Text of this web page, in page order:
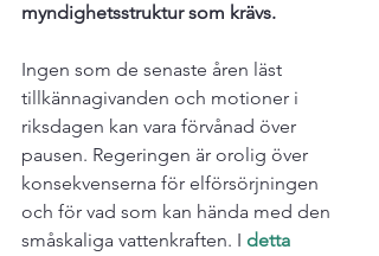
myndighetsstruktur som krävs.
Ingen som de senaste åren läst
tillkännagivanden och motioner i
riksdagen kan vara förvånad över
pausen. Regeringen är orolig över
konsekvenserna för elförsörjningen
och för vad som kan hända med den
småskaliga vattenkraften. I detta